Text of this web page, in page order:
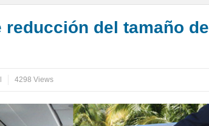
reducción del tamaño de
4298 Views